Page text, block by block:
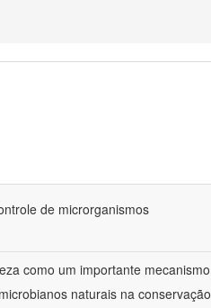
de microrganismos
como um importante mecanismo
naturais na conservação